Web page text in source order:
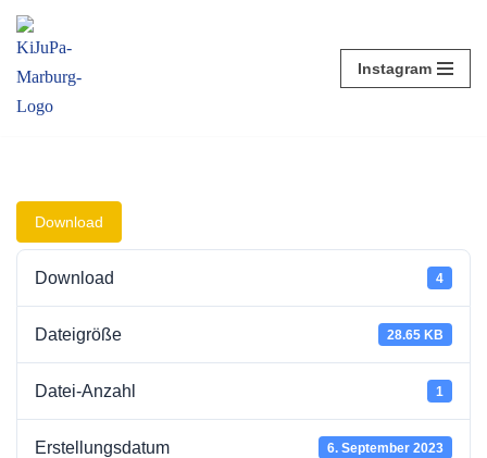
springen
Instagram
Download
Download 4
Dateigröße 28.65 KB
Datei-Anzahl 1
Erstellungsdatum 6. September 2023